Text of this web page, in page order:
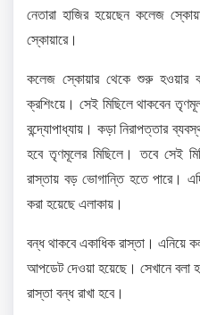
নেতারা হাজির হয়েছেন কলেজ
স্কোয়ারে।
কলেজ স্কোয়ার থেকে শুরু হওয়ার
ক্রশিংয়ে। সেই মিছিলে থাকবেন
বন্দ্যোপাধ্যায়। কড়া নিরাপত্তার
হবে তৃণমূলের মিছিলে। তবে সেই
রাস্তায় বড় ভোগান্তি হতে পারে।
করা হয়েছে এলাকায়।
বন্ধ থাকবে একাধিক রাস্তা। এনিয়ে
আপডেট দেওয়া হয়েছে। সেখানে বলা
রাস্তা বন্ধ রাখা হবে।